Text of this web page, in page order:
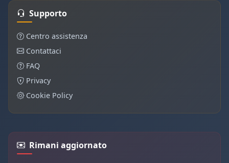
Supporto
Centro assistenza
Contattaci
FAQ
Privacy
Cookie Policy
Rimani aggiornato